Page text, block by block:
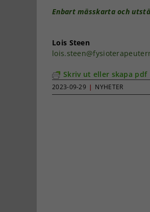
Enbart mässkarta och
Lois Steen
Skriv ut eller skapa pdf
2023-09-29 | NYHETER